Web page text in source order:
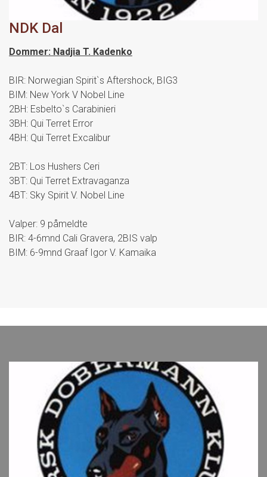
NDK Dal
Dommer: Nadjia T. Kadenko
BIR: Norwegian Spirit`s Aftershock, BIG3
BIM: New York V Nobel Line
2BH: Esbelto`s Carabinieri
3BH: Qui Terret Error
4BH: Qui Terret Excalibur
2BT: Los Hushers Ceri
3BT: Qui Terret Extravaganza
4BT: Sky Spirit V. Nobel Line
Valper: 9 påmeldte
BIR: 4-6mnd Cali Gravera, 2BIS valp
BIM: 6-9mnd Graaf Igor V. Kamaika